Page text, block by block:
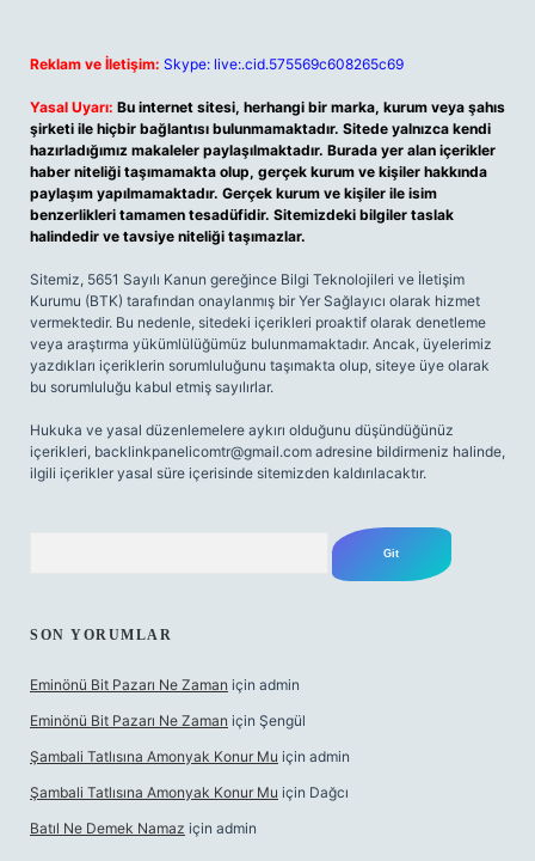
Reklam ve İletişim: Skype: live:.cid.575569c608265c69
Yasal Uyarı: Bu internet sitesi, herhangi bir marka, kurum veya şahıs
şirketi ile hiçbir bağlantısı bulunmamaktadır. Sitede yalnızca kendi
hazırladığımız makaleler paylaşılmaktadır. Burada yer alan içerikler
haber niteliği taşımamakta olup, gerçek kurum ve kişiler hakkında
paylaşım yapılmamaktadır. Gerçek kurum ve kişiler ile isim
benzerlikleri tamamen tesadüfidir. Sitemizdeki bilgiler taslak
halindedir ve tavsiye niteliği taşımazlar.
Sitemiz, 5651 Sayılı Kanun gereğince Bilgi Teknolojileri ve İletişim
Kurumu (BTK) tarafından onaylanmış bir Yer Sağlayıcı olarak hizmet
vermektedir. Bu nedenle, sitedeki içerikleri proaktif olarak denetleme
veya araştırma yükümlülüğümüz bulunmamaktadır. Ancak, üyelerimiz
yazdıkları içeriklerin sorumluluğunu taşımakta olup, siteye üye olarak
bu sorumluluğu kabul etmiş sayılırlar.
Hukuka ve yasal düzenlemelere aykırı olduğunu düşündüğünüz
içerikleri, backlinkpanelicomtr@gmail.com adresine bildirmeniz halinde,
ilgili içerikler yasal süre içerisinde sitemizden kaldırılacaktır.
SON YORUMLAR
Eminönü Bit Pazarı Ne Zaman için admin
Eminönü Bit Pazarı Ne Zaman için Şengül
Şambali Tatlısına Amonyak Konur Mu için admin
Şambali Tatlısına Amonyak Konur Mu için Dağcı
Batıl Ne Demek Namaz için admin